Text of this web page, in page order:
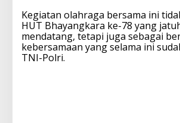
Kegiatan olahraga bersama ini
HUT Bhayangkara ke-78 yang
mendatang, tetapi juga sebagai
kebersamaan yang selama ini
TNI-Polri.